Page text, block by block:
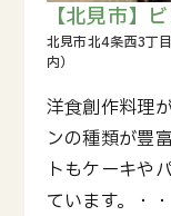
【北見市】
洋食創作料理
ンの種類が豊
トもケーキや
ています。・・